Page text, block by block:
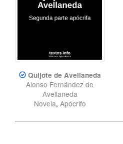
Quijote de Avellaneda
Alonso Fernández de
Avellaneda
Novela, Apócrifo